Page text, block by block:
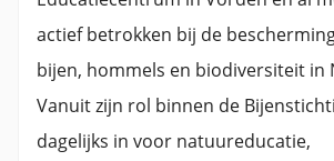
actief betrokken bij de
bijen, hommels en biodiversiteit in
Vanuit zijn rol binnen de
dagelijks in voor natuureducatie,